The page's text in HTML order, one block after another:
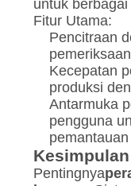
untuk
Fitur Utama:
Pencitraan
Kecepatan
produksi
Antarmuka
pengguna
Kesimpulan
Pentingnya